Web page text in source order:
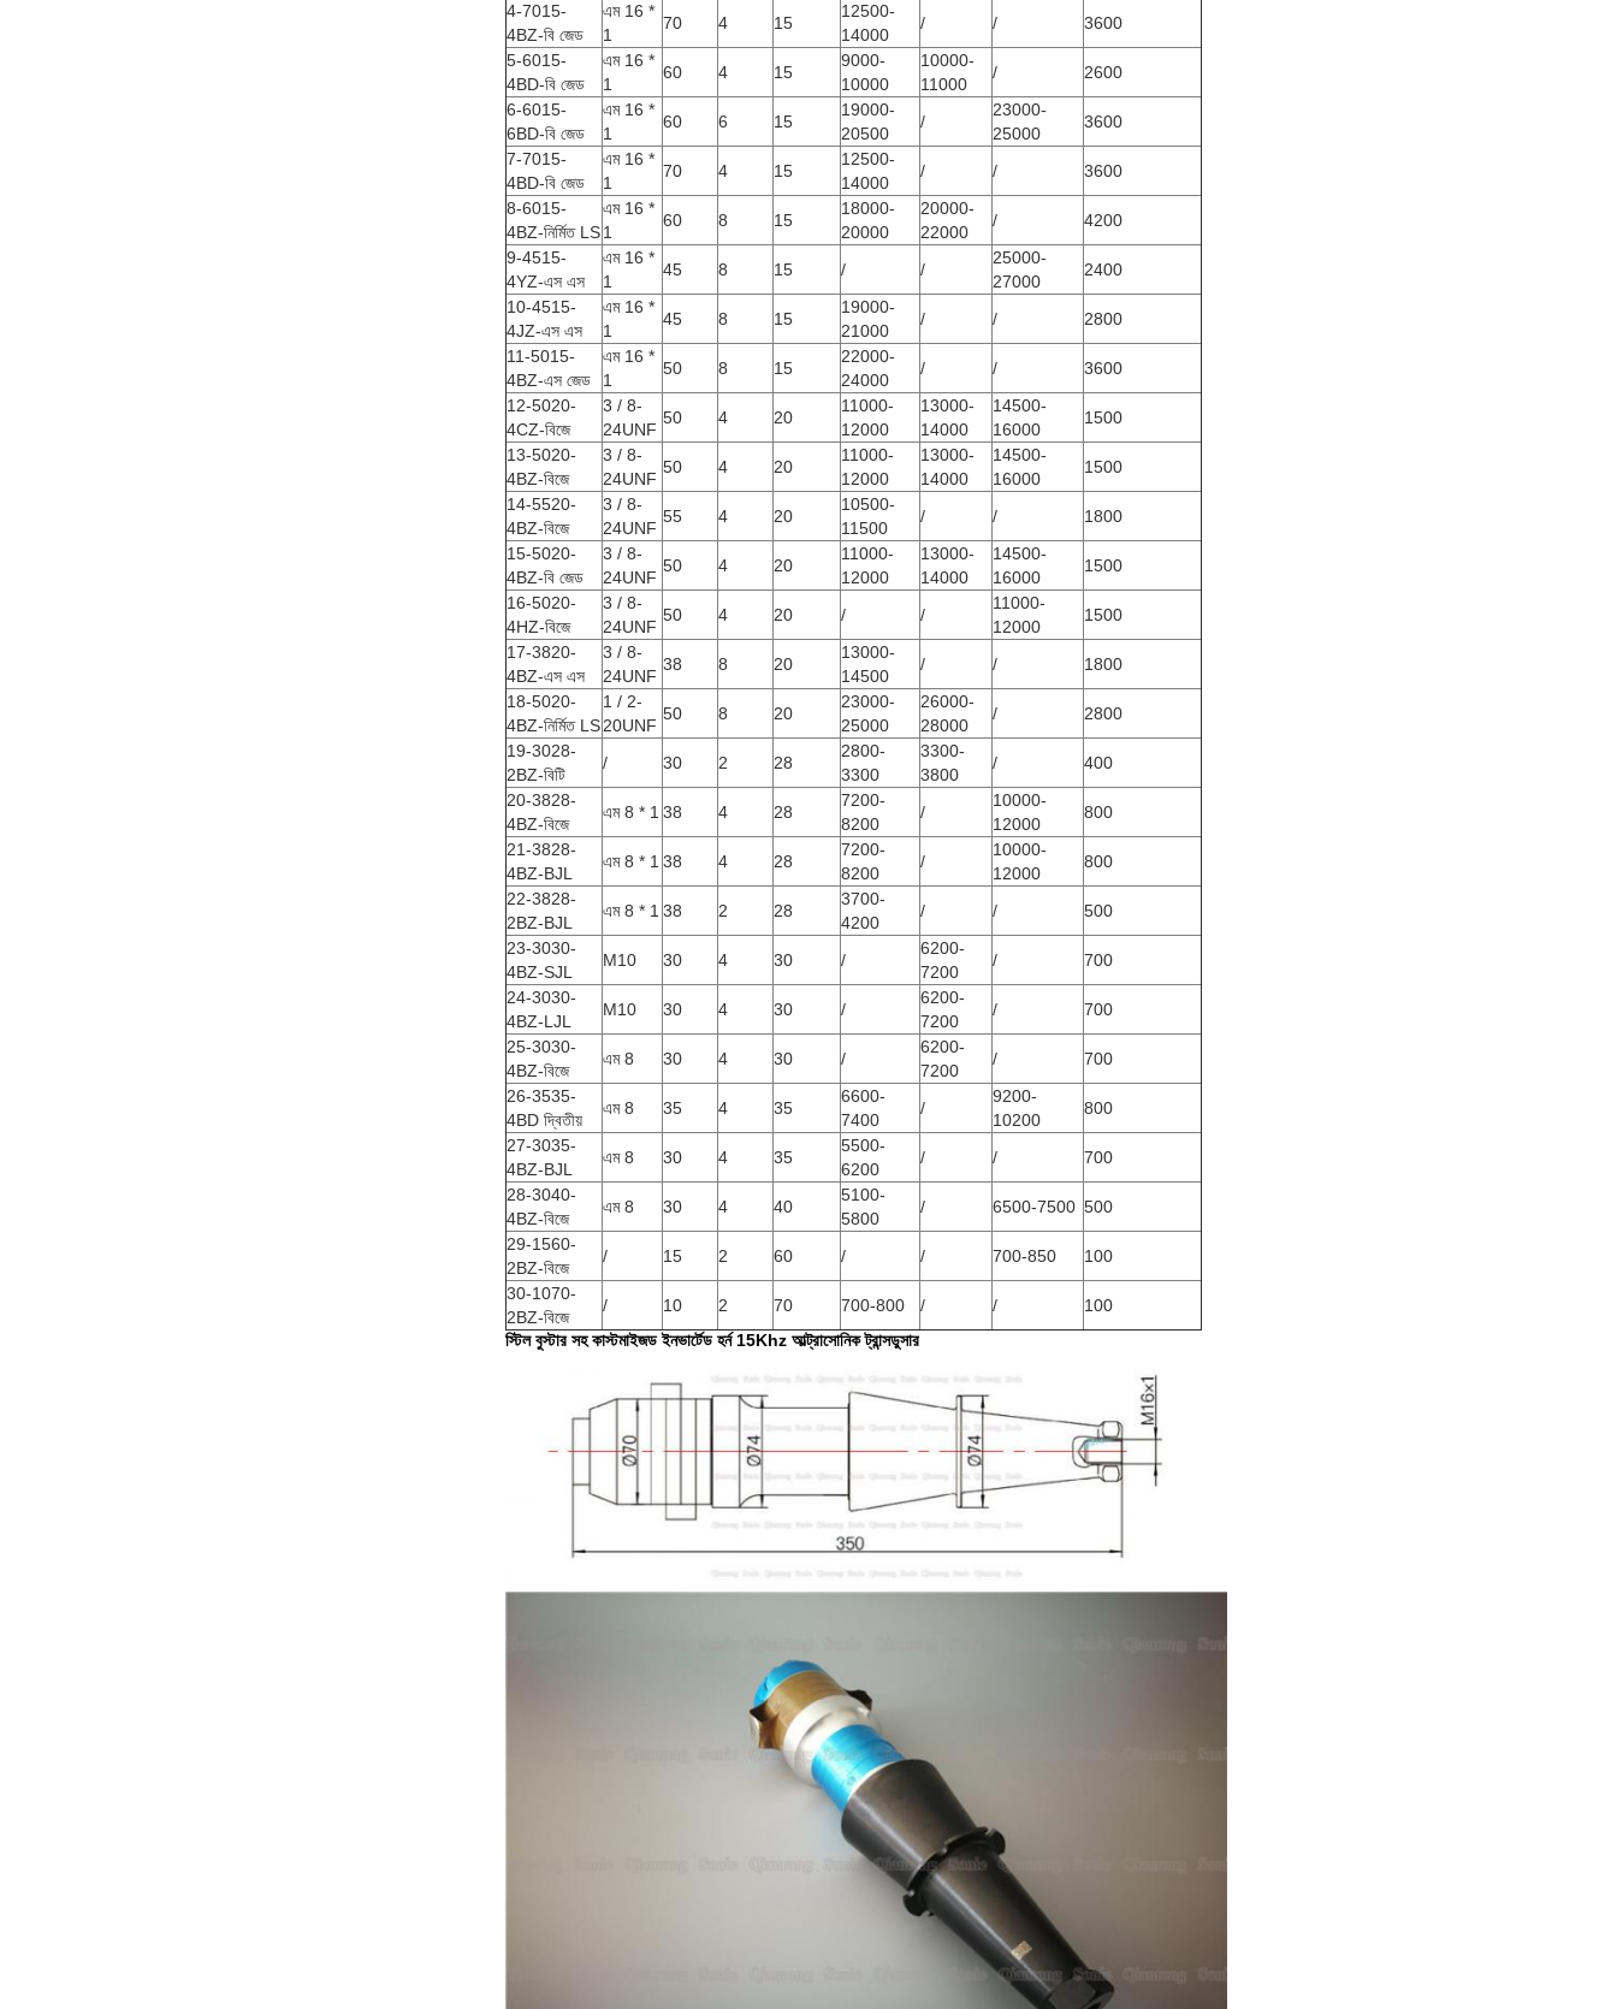
4-7015-
4BZ-বি জেড
এম 16 ​​*
1
70 4 15
12500-
14000
/ /
3600
5-6015-
4BD-বি জেড
এম 16 ​​*
1
60 4 15
9000-
10000
10000-
11000
/
2600
6-6015-
6BD-বি জেড
এম 16 ​​*
1
60 6 15
19000-
20500
/
23000-
25000
3600
7-7015-
4BD-বি জেড
এম 16 ​​*
1
70 4 15
12500-
14000
/ /
3600
8-6015-
4BZ-নির্মিত LS
এম 16 ​​*
1
60 8 15
18000-
20000
20000-
22000
/
4200
9-4515-
4YZ-এস এস
এম 16 ​​*
1
45 8 15 / /
25000-
27000
2400
10-4515-
4JZ-এস এস
এম 16 ​​*
1
45 8 15
19000-
21000
/ /
2800
11-5015-
4BZ-এস জেড
এম 16 ​​*
1
50 8 15
22000-
24000
/ /
3600
12-5020-
4CZ-বিজে
3 / 8-
24UNF
50 4 20
11000-
12000
13000-
14000
14500-
16000
1500
13-5020-
4BZ-বিজে
3 / 8-
24UNF
50 4 20
11000-
12000
13000-
14000
14500-
16000
1500
14-5520-
4BZ-বিজে
3 / 8-
24UNF
55 4 20
10500-
11500
/ /
1800
15-5020-
4BZ-বি জেড
3 / 8-
24UNF
50 4 20
11000-
12000
13000-
14000
14500-
16000
1500
16-5020-
4HZ-বিজে
3 / 8-
24UNF
50 4 20 / /
11000-
12000
1500
17-3820-
4BZ-এস এস
3 / 8-
24UNF
38 8 20
13000-
14500
/ /
1800
18-5020-
4BZ-নির্মিত LS
1 / 2-
20UNF
50 8 20
23000-
25000
26000-
28000
/
2800
19-3028-
2BZ-বিটি
/ 30 2 28
2800-
3300
3300-
3800
/
400
20-3828-
4BZ-বিজে
এম 8 * 1 38 4 28
7200-
8200
/
10000-
12000
800
21-3828-
4BZ-BJL
এম 8 * 1 38 4 28
7200-
8200
/
10000-
12000
800
22-3828-
2BZ-BJL
এম 8 * 1 38 2 28
3700-
4200
/ /
500
23-3030-
4BZ-SJL
M10 30 4 30 /
6200-
7200
/
700
24-3030-
4BZ-LJL
M10 30 4 30 /
6200-
7200
/
700
25-3030-
4BZ-বিজে
এম 8 30 4 30 /
6200-
7200
/
700
26-3535-
4BD দ্বিতীয়
এম 8 35 4 35
6600-
7400
/
9200-
10200
800
27-3035-
4BZ-BJL
এম 8 30 4 35
5500-
6200
/ /
700
28-3040-
4BZ-বিজে
এম 8 30 4 40
5100-
5800
/ 6500-7500 500
29-1560-
2BZ-বিজে
/ 15 2 60 / / 700-850
100
30-1070-
2BZ-বিজে
/ 10 2 70 700-800 / /
100
স্টিল বুস্টার সহ কাস্টমাইজড ইনভার্টেড হর্ন 15Khz আল্ট্রাসোনিক ট্রান্সডুসার